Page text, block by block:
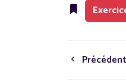
Précédent